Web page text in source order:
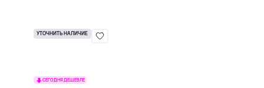
УТОЧНИТЬ НАЛИЧИЕ
СЕГОДНЯ ДЕШЕВЛЕ